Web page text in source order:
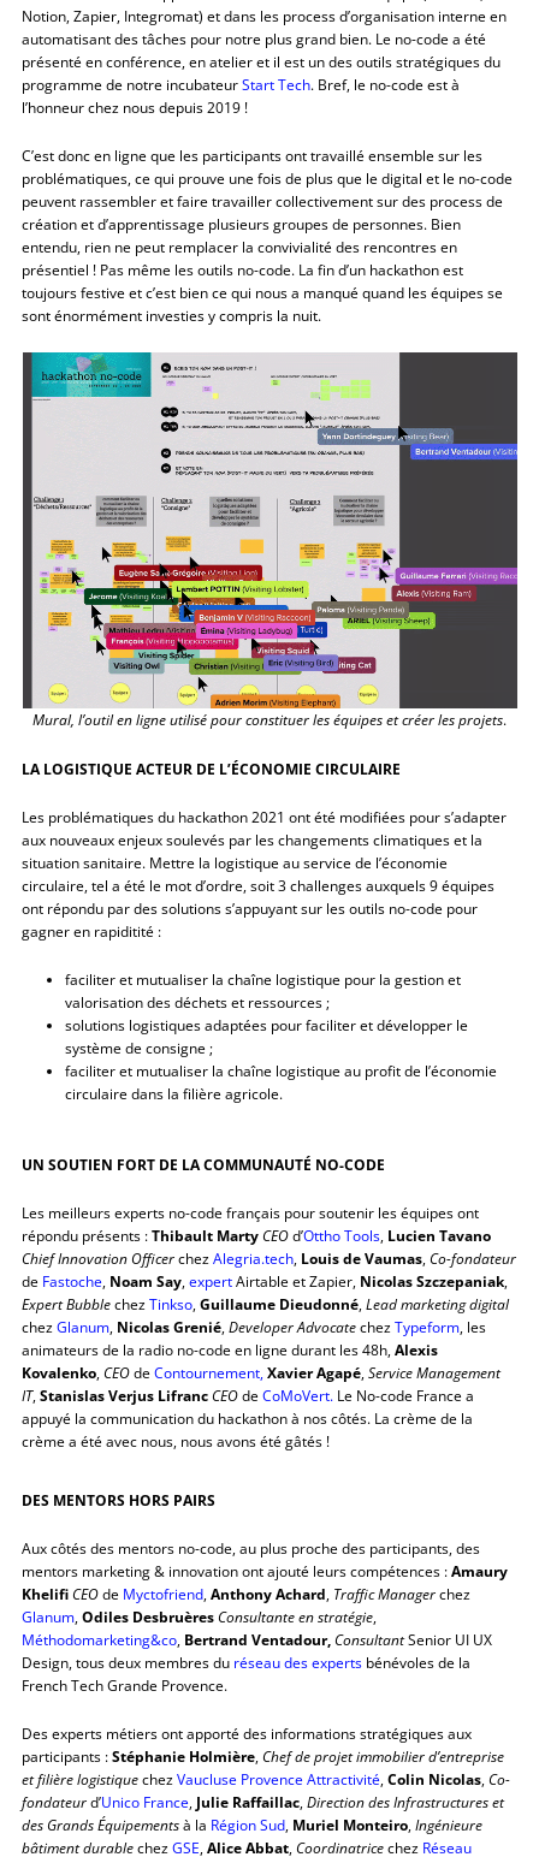
Notion, Zapier, Integromat) et dans les process d’organisation interne en
automatisant des tâches pour notre plus grand bien. Le no-code a été
présenté en conférence, en atelier et il est un des outils stratégiques du
programme de notre incubateurStart Tech. Bref, le no-code est à
l’honneur chez nous depuis 2019 !
C’est donc en ligne que les participants ont travaillé ensemble sur les
problématiques, ce qui prouve une fois de plus que le digital et le no-code
peuvent rassembler et faire travailler collectivement sur des process de
création et d’apprentissage plusieurs groupes de personnes. Bien
entendu, rien ne peut remplacer la convivialité des rencontres en
présentiel ! Pas même les outils no-code. La fin d’un hackathon est
toujours festive et c’est bien ce qui nous a manqué quand les équipes se
sont énormément investies y compris la nuit.
Mural, l’outil en ligne utilisé pour constituer les équipes et créer les projets.
LA LOGISTIQUE ACTEUR DE L’ÉCONOMIE CIRCULAIRE
Les problématiques du hackathon 2021 ont été modifiées pour s’adapter
aux nouveaux enjeux soulevés par les changements climatiques et la
situation sanitaire. Mettre la logistique au service de l’économie
circulaire, tel a été le mot d’ordre, soit 3 challenges auxquels 9 équipes
ont répondu par des solutions s’appuyant sur les outils no-code pour
gagner en rapiditité :
faciliter et mutualiser la chaîne logistique pour la gestion et
valorisation des déchets et ressources ;
solutions logistiques adaptées pour faciliter et développer le
système de consigne ;
faciliter et mutualiser la chaîne logistique au profit de l’économie
circulaire dans la filière agricole.
UN SOUTIEN FORT DE LA COMMUNAUTÉ NO-CODE
Les meilleurs experts no-code français pour soutenir les équipes ont
répondu présents :Thibault Marty CEOd’Ottho Tools Lucien Tavano
Chief Innovation OfficerchezAlegria.tech Louis de Vaumas ,Co-fondateur
de Fastoche Noam Say ,expertAirtable et Zapier, Nicolas Szczepaniak
Expert BubblechezTinkso ,Guillaume Dieudonné ,Lead marketing digital
chezGlanum Nicolas Grenié ,Developer AdvocatechezTypeform , les
animateurs de la radio no-code en ligne durant les 48h,Alexis
Kovalenko ,CEOdeContournement, Xavier Agapé ,Service Management
IT,Stanislas Verjus Lifranc CEOdeCoMoVert. Le No-code France a
appuyé la communication du hackathon à nos côtés. La crème de la
crème a été avec nous, nous avons été gâtés !
DES MENTORS HORS PAIRS
Aux côtés des mentors no-code, au plus proche des participants, des
mentors marketing & innovation ont ajouté leurs compétences :Amaury
Khelifi CEOde Myctofriend,Anthony Achard, Traffic Managerchez
Glanum,Odiles Desbruères Consultante en stratégie,
Méthodomarketing&co, Bertrand Ventadour, ConsultantSenior UI UX
Design, tous deux membres du réseau des experts bénévoles de la
French Tech Grande Provence.
Des experts métiers ont apporté des informations stratégiques aux
participants :Stéphanie Holmière,Chef de projet immobilier d’entreprise
et filière logistiquechezVaucluse Provence Attractivité,Colin Nicolas,Co-
fondateurd’Unico France, Julie Raffaillac,Direction des Infrastructures et
des Grands Équipementsà la Région Sud, Muriel Monteiro,Ingénieure
bâtiment durablechezGSE,Alice Abbat,Coordinatricechez Réseau